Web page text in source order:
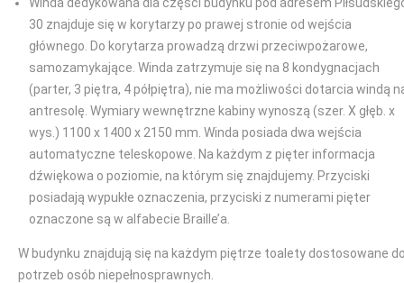
30 znajduje się w korytarzy po prawej stronie od wejścia
głównego. Do korytarza prowadzą drzwi przeciwpożarowe,
samozamykające. Winda zatrzymuje się na 8 kondygnacjach
(parter, 3 piętra, 4 półpiętra), nie ma możliwości dotarcia windą
antresolę. Wymiary wewnętrzne kabiny wynoszą (szer. X głęb. x
wys.) 1100 x 1400 x 2150 mm. Winda posiada dwa wejścia
automatyczne teleskopowe. Na każdym z pięter informacja
dźwiękowa o poziomie, na którym się znajdujemy. Przyciski
posiadają wypukłe oznaczenia, przyciski z numerami pięter
oznaczone są w alfabecie Braille’a.
W budynku znajdują się na każdym piętrze toalety dostosowane
potrzeb osób niepełnosprawnych.